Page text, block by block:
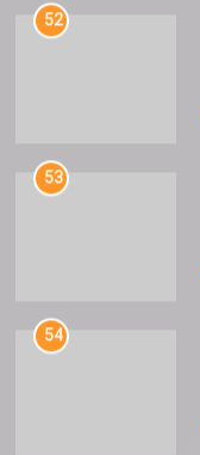
52
53
54